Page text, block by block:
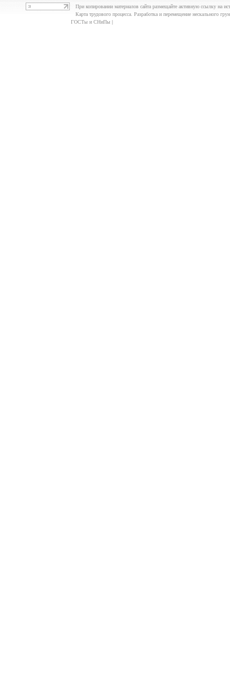
При копировании материалов сайта размещайте активную ссылку на
Карта трудового процесса. Разработка и перемещение нескального
ГОСТы и СНиПы |